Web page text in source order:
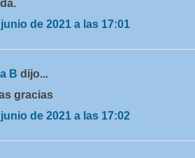
de 2021 a las 17:01
B dijo...
gracias
de 2021 a las 17:02